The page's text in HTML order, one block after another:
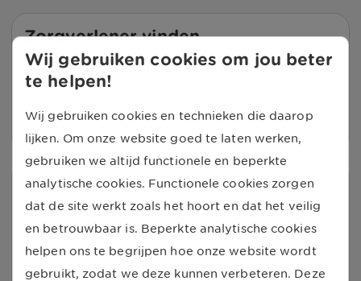
Zorgverlener vinden
In de UnitedConsumers Zorgzoeker vind je alle
zorgverleners bij jou in de buurt.
Onze zorgverzekeringen
Wij bieden verschillende soorten
zorgverzekeringen aan, zodat er altijd een pakket is
dat bij je past.
Wij gebruiken cookies om jou beter
te helpen!
Wij gebruiken cookies en technieken die daarop
lijken. Om onze website goed te laten werken,
gebruiken we altijd functionele en beperkte
analytische cookies. Functionele cookies zorgen
dat de site werkt zoals het hoort en dat het veilig
en betrouwbaar is. Beperkte analytische cookies
helpen ons te begrijpen hoe onze website wordt
gebruikt, zodat we deze kunnen verbeteren. Deze